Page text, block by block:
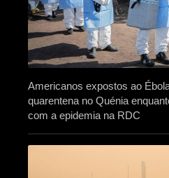
Americanos expostos ao
quarentena no Quénia
com a epidemia na RDC